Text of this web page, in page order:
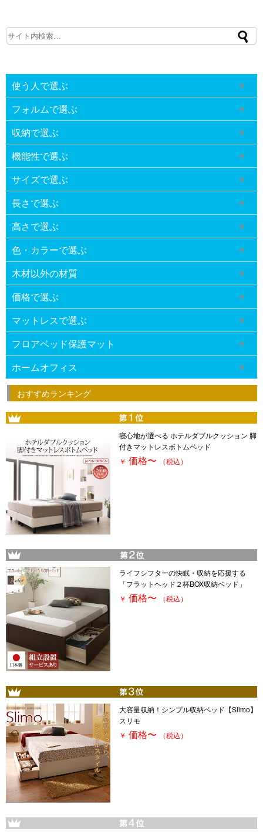
使う人で選ぶ
フォルムで選ぶ
収納で選ぶ
機能性で選ぶ
サイズで選ぶ
長さで選ぶ
高さで選ぶ
色・カラーで選ぶ
木材以外の材質
価格で選ぶ
マットレスで選ぶ
フロアベッド保護マット
ホームオフィス
おすすめランキング
寝心地が選べる ホテルダブルクッション 脚
付きマットレスボトムベッド
￥ 価格〜 （税込）
ライフシフターの快眠・収納を応援する
「フラットヘッド２杯BOX収納ベッド」
￥ 価格〜 （税込）
大容量収納！シンプル収納ベッド【Slimo】
スリモ
￥ 価格〜 （税込）